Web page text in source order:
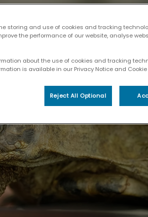
storing and use of cookies and tracking
the performance of our website, analyse
about the use of cookies and tracking
is available in our Privacy Notice and Cookie
Reject All Optional